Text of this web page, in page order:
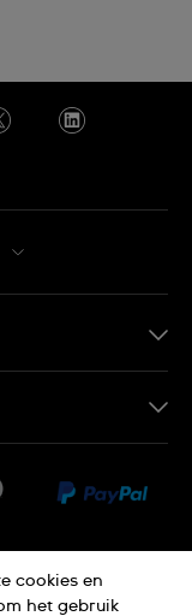
cookies en
het gebruik